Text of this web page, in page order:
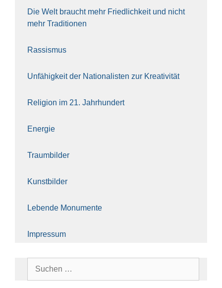
Die Welt braucht mehr Fried­lich­keit und nicht
mehr Tra­di­tio­nen
Ras­sis­mus
Unfä­hig­keit der Natio­na­lis­ten zur Krea­ti­vi­tät
Reli­gi­on im 21. Jahr­hun­dert
Ener­gie
Traum­bil­der
Kunst­bil­der
Leben­de Monu­men­te
Impres­sum